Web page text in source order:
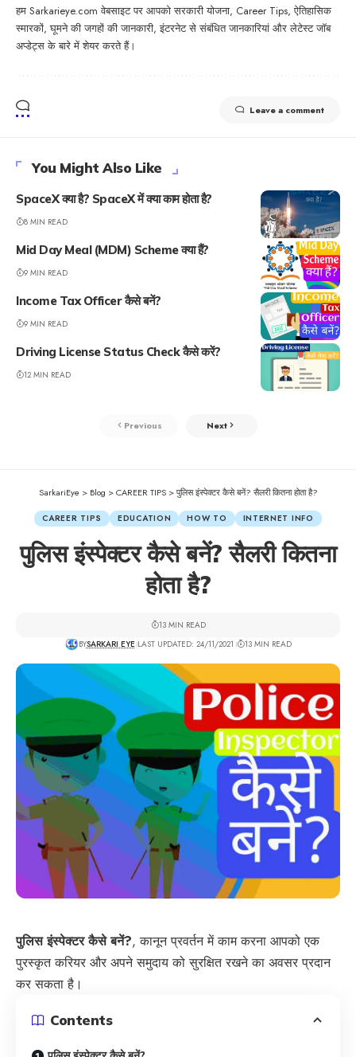
हम Sarkarieye.com वेबसाइट पर आपको सरकारी योजना, Career Tips, ऐतिहासिक
स्मारकों, घूमने की जगहों की जानकारी, इंटरनेट से संबंधित जानकारियां और लेटेस्ट जॉब
अप्डेट्स के बारे में शेयर करते हैं।
Leave a comment
You Might Also Like
SpaceX क्या है? SpaceX में क्या काम होता है?
8 MIN READ
Mid Day Meal (MDM) Scheme क्या हैं?
9 MIN READ
Income Tax Officer कैसे बनें?
9 MIN READ
Driving License Status Check कैसे करें?
12 MIN READ
Previous Next
SarkariEye > Blog >CAREER TIPS>पुलिस इंस्पेक्टर कैसे बनें? सैलरी कितना होता है?
CAREER TIPS EDUCATION HOW TO INTERNET INFO
पुलिस इंस्पेक्टर कैसे बनें? सैलरी कितना
होता है?
BYSARKARI EYE LAST UPDATED: 24/11/2021 13 MIN READ
13 MIN READ
पुलिस इंस्पेक्टर कैसे बनें?, कानून प्रवर्तन में काम करना आपको एक
पुरस्कृत करियर और अपने समुदाय को सुरक्षित रखने का अवसर प्रदान
कर सकता है।
Contents